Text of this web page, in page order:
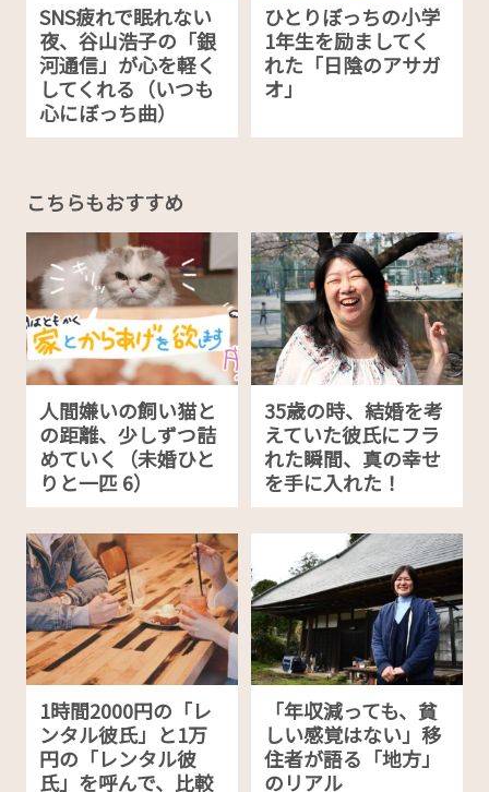
SNS疲れで眠れない
夜、谷山浩子の「銀
河通信」が心を軽く
してくれる（いつも
心にぼっち曲）
ひとりぼっちの小学
1年生を励ましてく
れた「日陰のアサガ
オ」
こちらもおすすめ
人間嫌いの飼い猫と
の距離、少しずつ詰
めていく（未婚ひと
りと一匹 6）
35歳の時、結婚を考
えていた彼氏にフラ
れた瞬間、真の幸せ
を手に入れた！
1時間2000円の「レ
ンタル彼氏」と1万
円の「レンタル彼
氏」を呼んで、比較
「年収減っても、貧
しい感覚はない」移
住者が語る「地方」
のリアル